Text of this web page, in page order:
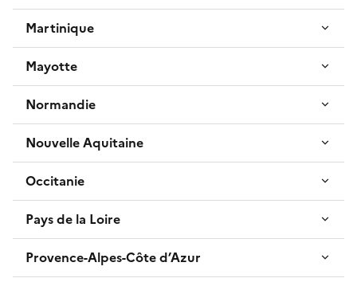
Martinique
Mayotte
Normandie
Nouvelle Aquitaine
Occitanie
Pays de la Loire
Provence-Alpes-Côte d’Azur